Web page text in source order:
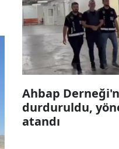
Ahbap
durduruldu,
atandı